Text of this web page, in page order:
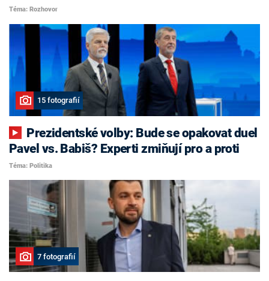
Téma: Rozhovor
15 fotografií
Pavel vs. Babiš? Experti zmiňují pro a proti
Téma: Politika
7 fotografií